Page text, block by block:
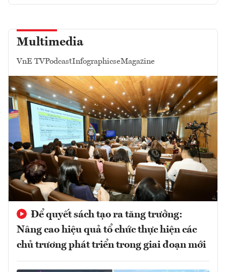
Multimedia
VnE TVPodcastInfographicseMagazine
Để quyết sách tạo ra tăng trưởng:
Nâng cao hiệu quả tổ chức thực hiện các
chủ trương phát triển trong giai đoạn mới